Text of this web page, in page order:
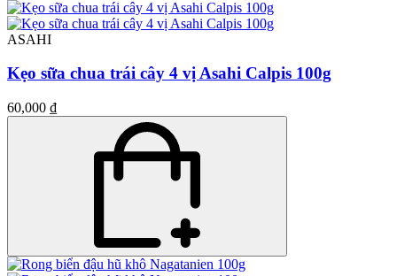
ASAHI
Kẹo sữa chua trái cây 4 vị Asahi Calpis 100g
60,000 ₫